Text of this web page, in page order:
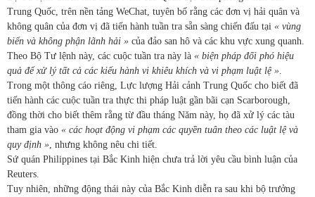
Trung Quốc, trên nền tảng WeChat, tuyên bố rằng các đơn vị hải quân và
không quân của đơn vị đã tiến hành tuần tra sẵn sàng chiến đấu tại « vùng
biển và không phận lãnh hải » của đảo san hô và các khu vực xung quanh.
Theo Bộ Tư lệnh này, các cuộc tuần tra này là « biện pháp đối phó hiệu
quả để xử lý tất cả các kiểu hành vi khiêu khích và vi phạm luật lệ ».
Trong một thông cáo riêng, Lực lượng Hải cảnh Trung Quốc cho biết đã
tiến hành các cuộc tuần tra thực thi pháp luật gần bãi cạn Scarborough,
đồng thời cho biết thêm rằng từ đầu tháng Năm này, họ đã xử lý các tàu
tham gia vào « các hoạt động vi phạm các quyền tuân theo các luật lệ và
quy định », nhưng không nêu chi tiết.
Sứ quán Philippines tại Bắc Kinh hiện chưa trả lời yêu cầu bình luận của
Reuters.
Tuy nhiên, những động thái này của Bắc Kinh diễn ra sau khi bộ trưởng